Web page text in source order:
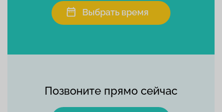
Позвоните прямо сейчас
Выбрать время